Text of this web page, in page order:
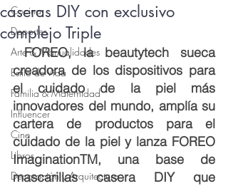
Cocina
Deportes
Arte & Manualidades
Estilo de Vida
Familia & Maternidad
Influencer
Cine
Libros
Decoración y Arquitectura
caseras DIY con exclusivo
complejo Triple
FOREO, la beautytech sueca
creadora de los dispositivos para
el cuidado de la piel más
innovadores del mundo, amplía su
cartera de productos para el
cuidado de la piel y lanza FOREO
ImaginationTM, una base de
mascarillas casera DIY que